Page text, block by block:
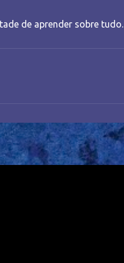
de aprender sobre tudo.